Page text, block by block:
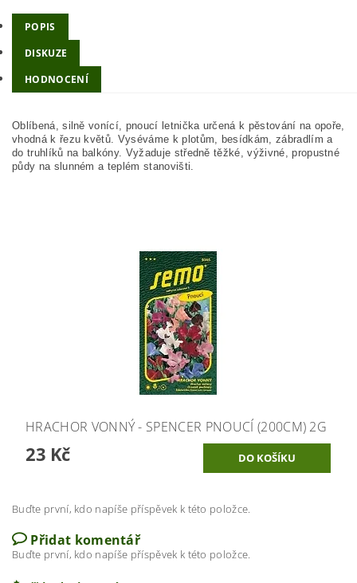
POPIS
DISKUZE
HODNOCENÍ
Oblíbená, silně vonící, pnoucí letnička určená k pěstování na opoře,
vhodná k řezu květů. Vyséváme k plotům, besídkám, zábradlím a
do truhlíků na balkóny. Vyžaduje středně těžké, výživné, propustné
půdy na slunném a teplém stanovišti.
HRACHOR VONNÝ - SPENCER PNOUCÍ (200CM) 2G
23 Kč
Buďte první, kdo napíše příspěvek k této položce.
Přidat komentář
Buďte první, kdo napíše příspěvek k této položce.